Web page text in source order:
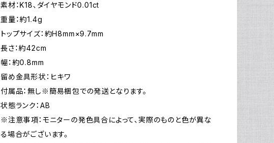
素材：K18、ダイヤモンド0.01ct
重量：約1.4g
トップサイズ：約H8mm×9.7mm
長さ：約42cm
幅：約0.8mm
留め金具形状：ヒキワ
付属品：無し※簡易梱包での発送となります。
状態ランク：AB
※注意事項：モニターの発色具合によって、実際のものと色が異な
る場合がございます。